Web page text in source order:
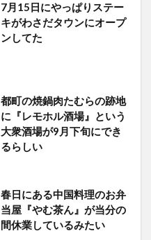
7月15日にやっぱりステー
キがわさだタウンにオープ
ンしてた
都町の焼鍋肉たむらの跡地
に『レモホル酒場』という
大衆酒場が9月下旬にでき
るらしい
春日にある中国料理のお弁
当屋『やむ茶ん』が当分の
間休業しているみたい